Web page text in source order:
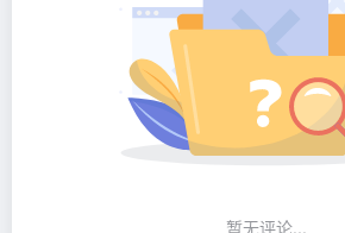
暂无评论...